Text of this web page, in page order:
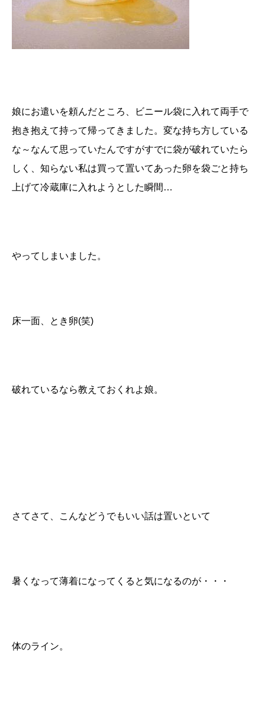
娘にお遣いを頼んだところ、ビニール袋に入れて両手で
抱き抱えて持って帰ってきました。変な持ち方している
な～なんて思っていたんですがすでに袋が破れていたら
しく、知らない私は買って置いてあった卵を袋ごと持ち
上げて冷蔵庫に入れようとした瞬間…
やってしまいました。
床一面、とき卵(笑)
破れているなら教えておくれよ娘。
さてさて、こんなどうでもいい話は置いといて
暑くなって薄着になってくると気になるのが・・・
体のライン。